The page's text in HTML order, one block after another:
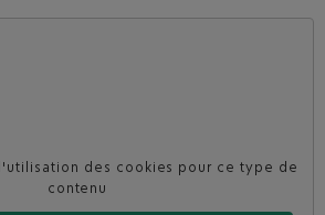
des cookies pour ce type de
contenu